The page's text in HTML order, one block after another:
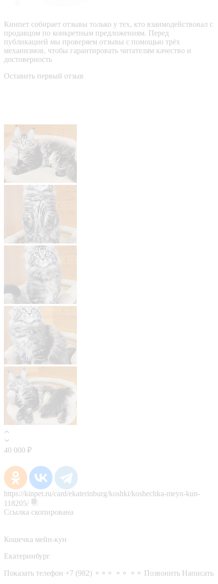
Кинпет собирает отзывы только у тех, кто взаимодействовал с
продавцом по конкретным предложениям. Перед
публикацией мы проверяем отзывы с помощью трёх
механизмов, чтобы гарантировать читателям качество и
достоверность
Оставить первый отзыв
40 000 ₽
https://kinpet.ru/card/ekaterinburg/koshki/koshechka-meyn-kun-
118205/
Ссылка скопирована
Кошечка мейн-кун
Екатеринбург
Показать телефон +7 (982) ⚬⚬⚬ ⚬⚬ ⚬⚬ Позвонить Написать